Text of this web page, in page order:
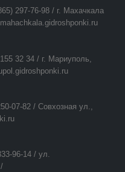
297-76-98 / г. Махачкала
32 34 / г. Мариуполь,
07-82 / Совхозная ул.,
96-14 / ул.